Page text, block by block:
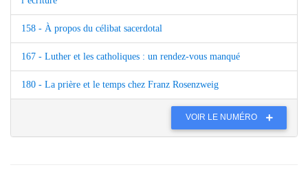
158 - À propos du célibat sacerdotal
167 - Luther et les catholiques : un rendez-vous manqué
180 - La prière et le temps chez Franz Rosenzweig
VOIR LE NUMÉRO